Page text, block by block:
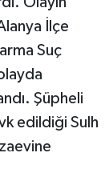
İlçe
Suç
Şüpheli
edildiği Sulh